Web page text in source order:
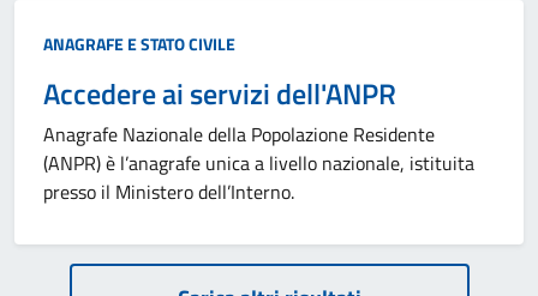
Categoria:
ANAGRAFE E STATO CIVILE
Accedere ai servizi dell'ANPR
Anagrafe Nazionale della Popolazione Residente
(ANPR) è l’anagrafe unica a livello nazionale, istituita
presso il Ministero dell’Interno.
Paginazione